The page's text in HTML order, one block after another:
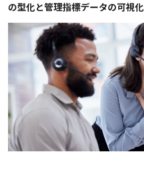
の型化と管理指標データの可視化